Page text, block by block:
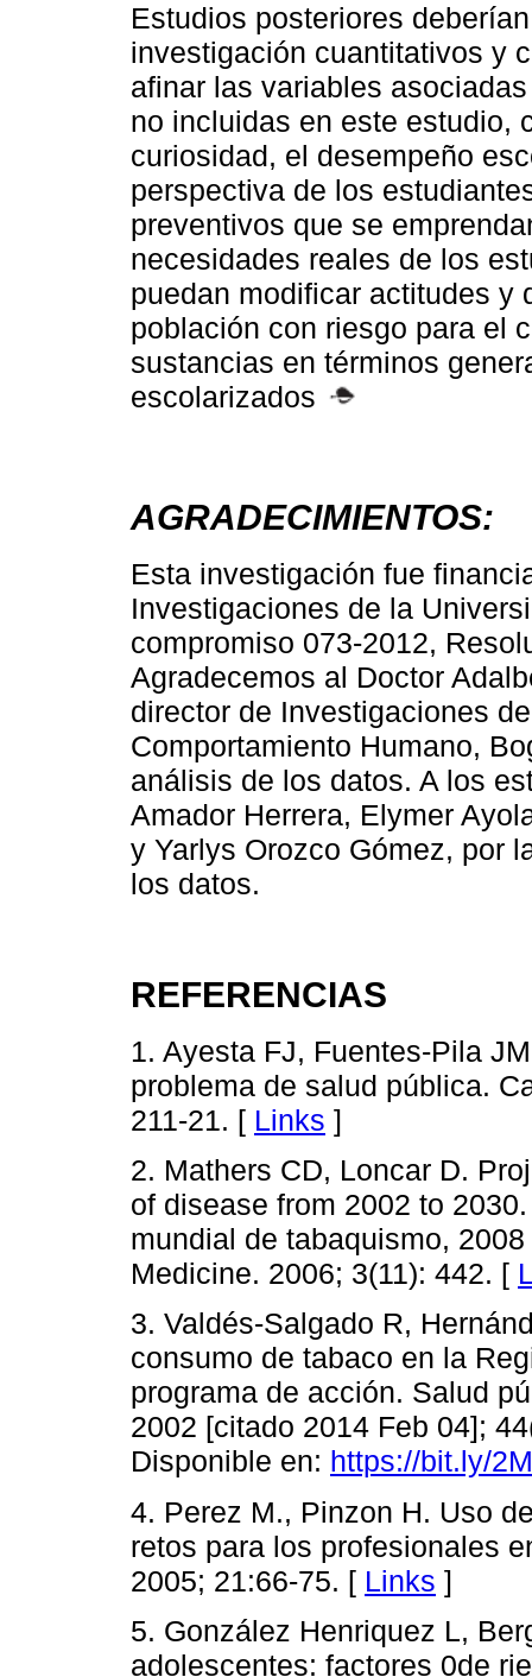
Estudios posteriores
investigación cuantitativos y
afinar las variables
no incluidas en este estudio,
curiosidad, el desempeño
perspectiva de los
preventivos que se
necesidades reales de los
puedan modificar actitudes y
población con riesgo para el
sustancias en términos
escolarizados
AGRADECIMIENTOS:
Esta investigación fue
Investigaciones de la
compromiso 073-2012,
Agradecemos al Doctor
director de Investigaciones
Comportamiento Humano,
análisis de los datos. A los
Amador Herrera, Elymer
y Yarlys Orozco Gómez, por
los datos.
REFERENCIAS
1. Ayesta FJ, Fuentes-Pila
problema de salud pública.
211-21. [ Links ]
2. Mathers CD, Loncar D.
of disease from 2002 to
mundial de tabaquismo,
Medicine. 2006; 3(11): 442. [
3. Valdés-Salgado R,
consumo de tabaco en la
programa de acción. Salud
2002 [citado 2014 Feb 04];
Disponible en: https://bit.ly/
4. Perez M., Pinzon H. Uso
retos para los profesionales
2005; 21:66-75. [ Links ]
5. González Henriquez L,
adolescentes: factores 0de